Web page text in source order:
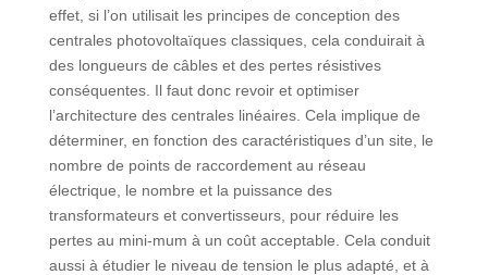
effet, si l’on utilisait les principes de conception des
centrales photovoltaïques classiques, cela conduirait à
des longueurs de câbles et des pertes résistives
conséquentes. Il faut donc revoir et optimiser
l’architecture des centrales linéaires. Cela implique de
déterminer, en fonction des caractéristiques d’un site, le
nombre de points de raccordement au réseau
électrique, le nombre et la puissance des
transformateurs et convertisseurs, pour réduire les
pertes au mini-mum à un coût acceptable. Cela conduit
aussi à étudier le niveau de tension le plus adapté, et à